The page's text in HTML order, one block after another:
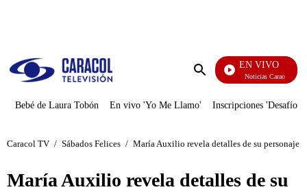
Enviar
EN VIVO
Noticias Caracol
Bebé de Laura Tobón En vivo 'Yo Me Llamo' Inscripciones 'Desafío'
Caracol TV / Sábados Felices / María Auxilio revela detalles de su personaje
María Auxilio revela detalles de su